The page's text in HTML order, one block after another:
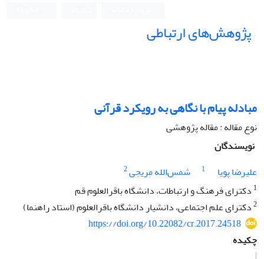
پژوهش‌های ارتباطی
مبادله پیام با نگاهی به رویکرد قرآنی
نوع مقاله : مقاله پژوهشی
نویسندگان
علیرضا پویا
1 شمس‌الله مریجی2
1 دکترای فرهنگ و ارتباطات، دانشگاه باقرالعلوم قم
2دکترای علم اجتماعی، دانشیار دانشگاه باقرالعلوم (استاد راهنما)
https://doi.org/10.22082/cr.2017.24518
چکیده